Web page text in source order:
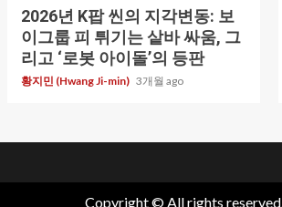
2026년 K팝 씬의 지각변동: 보
이그룹 피 튀기는 샅바 싸움, 그
리고 ‘로봇 아이돌’의 등판
황지민 (Hwang Ji-min) 3개월 ago
Copyright © All rights reserved.